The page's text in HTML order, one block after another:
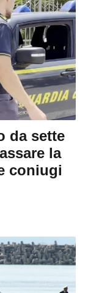
da sette
la
coniugi